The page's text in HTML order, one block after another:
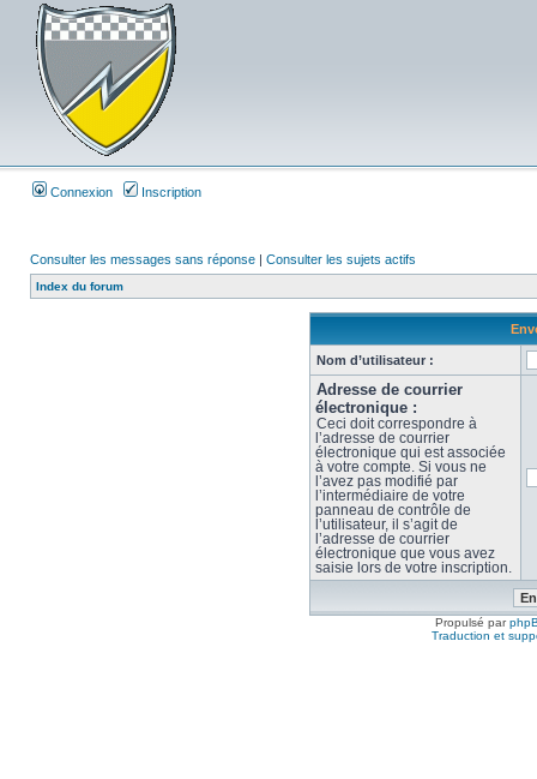
Connexion Inscription
Consulter les messages sans réponse | Consulter les sujets actifs
Index du forum
Nom d’utilisateur :
Adresse de courrier
électronique :
Ceci doit correspondre à
l’adresse de courrier
électronique qui est associée
à votre compte. Si vous ne
l’avez pas modifié par
l’intermédiaire de votre
panneau de contrôle de
l’utilisateur, il s’agit de
l’adresse de courrier
électronique que vous avez
saisie lors de votre inscription.
Propulsé par
Traduction et